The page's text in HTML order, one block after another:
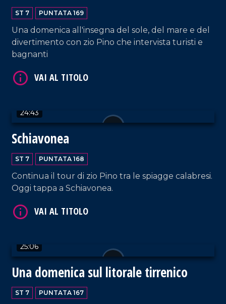
ST 7 PUNTATA 169
Una domenica all'insegna del sole, del mare e del
divertimento con zio Pino che intervista turisti e
bagnanti
24:43
Schiavonea
ST 7 PUNTATA 168
Continua il tour di zio Pino tra le spiagge calabresi.
Oggi tappa a Schiavonea.
VAI AL TITOLO
25:06
Una domenica sul litorale tirrenico
ST 7 PUNTATA 167
VAI AL TITOLO
VAI AL TITOLO